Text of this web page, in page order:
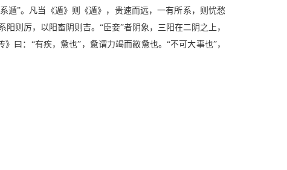
遁”。凡当《遁》则《遁》，贵速而远，一有所系，则忧愁
则厉，以阳畜阴则吉。“臣妾”者阴象，三阳在二阴之上，
曰：“有疾，惫也”，惫谓力竭而敝惫也。“不可大事也”，